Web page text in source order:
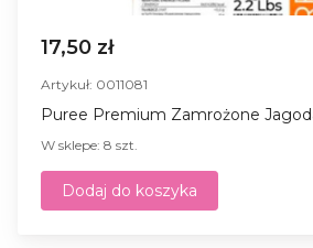
17,50 zł
Artykuł: 0011081
Puree Premium Zamrożone
W sklepe: 8 szt.
Dodaj do koszyka